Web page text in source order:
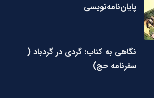
پایان‌نامه‌نویسی
نگاهی به کتاب: گردی در گردباد (
سفرنامه حج)